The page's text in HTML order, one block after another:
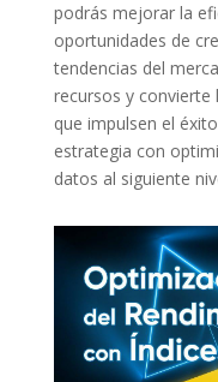
podrás mejorar la
oportunidades de
tendencias del⁢
recursos ⁣y
que impulsen ⁢el
estrategia con
datos⁤ al siguiente